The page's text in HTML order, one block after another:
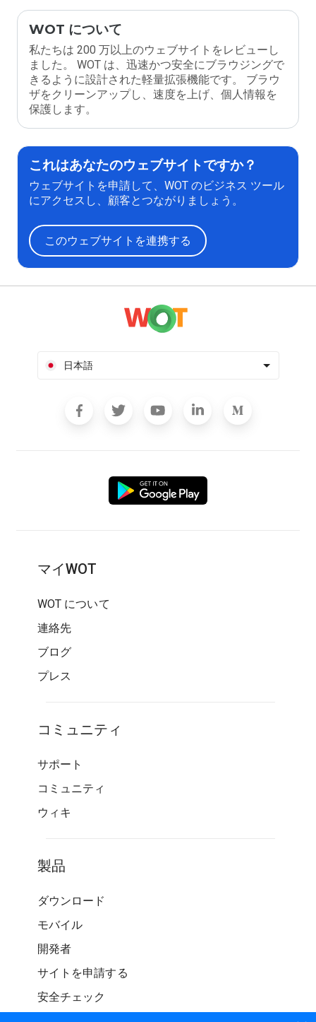
WOT について
私たちは 200 万以上のウェブサイトをレビューし
ました。 WOT は、迅速かつ安全にブラウジングで
きるように設計された軽量拡張機能です。 ブラウ
ザをクリーンアップし、速度を上げ、個人情報を
保護します。
これはあなたのウェブサイトですか？
ウェブサイトを申請して、WOT のビジネス ツール
にアクセスし、顧客とつながりましょう。
このウェブサイトを連携する
日本語
マイWOT
WOT について
連絡先
ブログ
プレス
コミュニティ
サポート
コミュニティ
ウィキ
製品
ダウンロード
モバイル
開発者
サイトを申請する
安全チェック